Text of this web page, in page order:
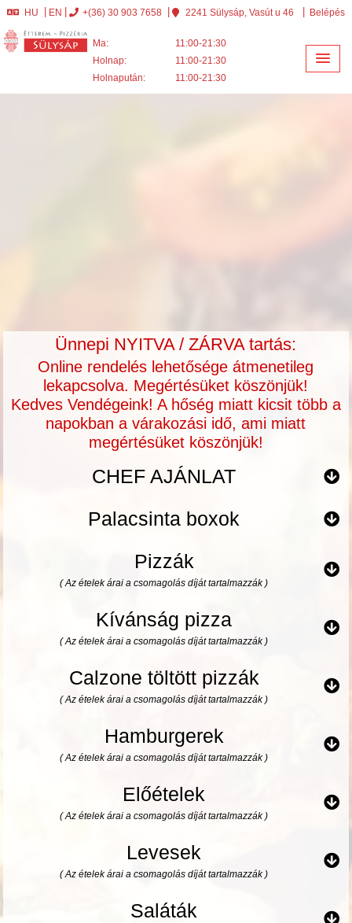
HU EN +(36) 30 903 7658 2241 Sülysáp, Vasút u 46 Belépés
Ma:
11:00-21:30
Holnap:
11:00-21:30
Holnapután:
11:00-21:30
Ünnepi NYITVA / ZÁRVA tartás:
Online rendelés lehetősége átmenetileg
lekapcsolva. Megértésüket köszönjük!
Kedves Vendégeink! A hőség miatt kicsit több a
napokban a várakozási idő, ami miatt
megértésüket köszönjük!
CHEF AJÁNLAT
Palacsinta boxok
Pizzák
( Az ételek árai a csomagolás díját tartalmazzák )
Kívánság pizza
( Az ételek árai a csomagolás díját tartalmazzák )
Calzone töltött pizzák
( Az ételek árai a csomagolás díját tartalmazzák )
Hamburgerek
( Az ételek árai a csomagolás díját tartalmazzák )
Előételek
( Az ételek árai a csomagolás díját tartalmazzák )
Levesek
( Az ételek árai a csomagolás díját tartalmazzák )
Saláták